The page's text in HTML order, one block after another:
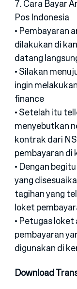
7. Cara Bayar
Pos Indonesia
• Pembayaran
dilakukan di
datang
• Silakan
ingin
finance
• Setelah itu
menyebutkan
kontrak dari
pembayaran di
• Dengan
yang
tagihan yang
loket
• Petugas
pembayaran
digunakan di
Download